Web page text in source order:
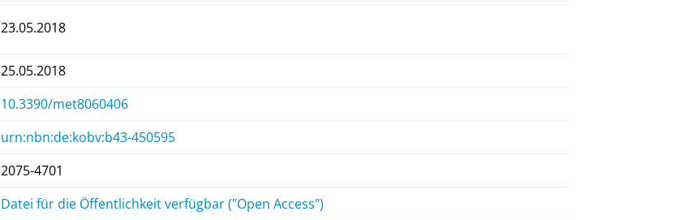
23.05.2018
25.05.2018
10.3390/met8060406
urn:nbn:de:kobv:b43-450595
2075-4701
Datei für die Öffentlichkeit verfügbar ("Open Access")